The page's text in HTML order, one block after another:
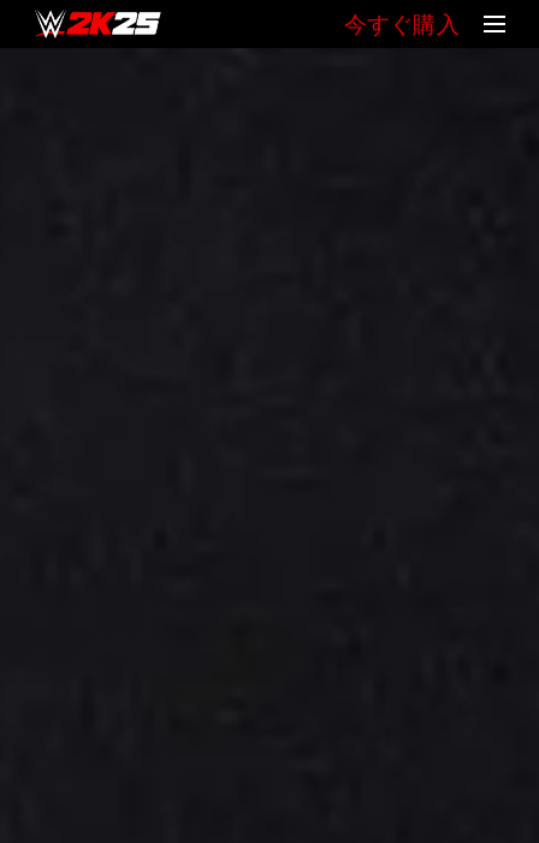
今すぐ購入